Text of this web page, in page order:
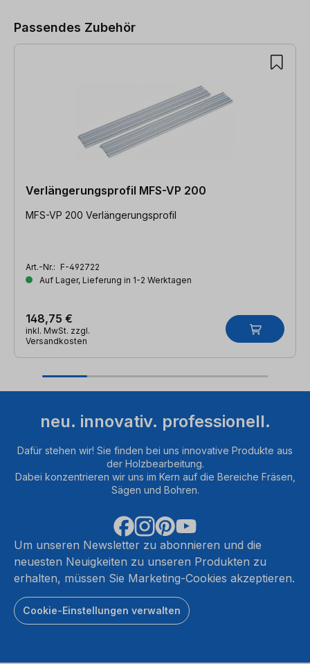
Passendes Zubehör
Verlängerungsprofil MFS-VP 200
MFS-VP 200 Verlängerungsprofil
Art.-Nr.: F-492722
Auf Lager, Lieferung in 1-2 Werktagen
148,75 €
inkl. MwSt. zzgl.
Versandkosten
neu. innovativ. professionell.
Dafür stehen wir! Sie finden bei uns innovative Produkte aus
der Holzbearbeitung.
Dabei konzentrieren wir uns im Kern auf die Bereiche Fräsen,
Sägen und Bohren.
Um unseren Newsletter zu abonnieren und die
neuesten Neuigkeiten zu unseren Produkten zu
erhalten, müssen Sie Marketing-Cookies akzeptieren.
Cookie-Einstellungen verwalten